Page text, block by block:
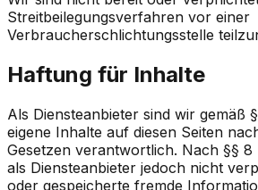
Streitbeilegungsverfahren vor einer
Verbraucherschlichtungsstelle
Haftung für Inhalte
Als Diensteanbieter sind wir gemäß
eigene Inhalte auf diesen Seiten
Gesetzen verantwortlich. Nach §§ 8
als Diensteanbieter jedoch nicht
oder gespeicherte fremde